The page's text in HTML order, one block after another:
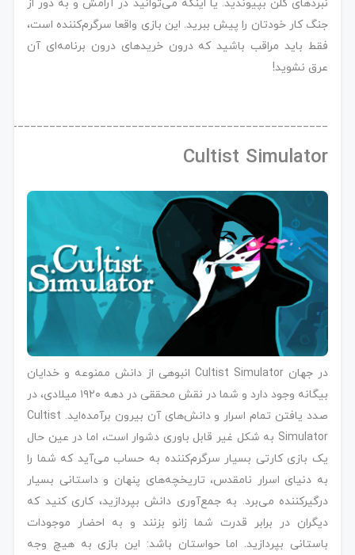
نبردهای کلن بپیوندید. یا اینکه می‌توانید در آرامش و به دور از
جنگ کار خودتان را پیش ببرید. این بازی واقعا سرگرم‌کننده است،
فقط باید مراقب باشید که درون خریدهای درون برنامه‌ای آن
عرق نشوید!
Cultist Simulator
در جهان Cultist Simulator انبوهی از دانش ممنوعه و خدایان
بیگانه وجود دارد و شما در نقش محققی در دهه ۱۹۲۰ میلادی، در
صدد یافتن تمام اسرار و دانش‌های آن بیرون برآمده‌اید. Cultist
Simulator به شکل غیر قابل باوری دشوار است، اما در عین حال
یک بازی کارتی بسیار سرگرم‌کننده به حساب می‌آید که شما را
به دنیای اسرار نامقدس، تاریخچه‌های پنهان و داستانی بسیار
درگیرکننده می‌برد. به جمع‌آوری دانش بپردازید، کاری کنید که
دیگران در برابر قدرت شما زانو بزنند و به احضار موجودات
باستانی بپردازید. اما حواستان باشد: این بازی به هیچ وجه